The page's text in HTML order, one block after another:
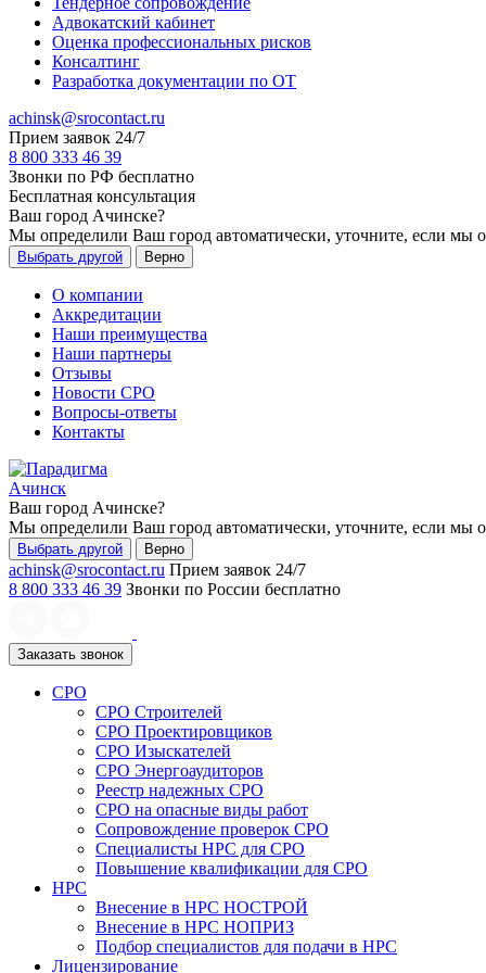
Адвокатский кабинет
Оценка профессиональных рисков
Консалтинг
Разработка документации по ОТ
achinsk@srocontact.ru
Прием заявок 24/7
8 800 333 46 39
Звонки по РФ бесплатно
Бесплатная консультация
Ваш город Ачинске?
Мы определили Ваш город автоматически, уточните, если мы
Выбрать другой Верно
О компании
Аккредитации
Наши преимущества
Наши партнеры
Отзывы
Новости СРО
Вопросы-ответы
Контакты
Ачинск
Ваш город Ачинске?
Мы определили Ваш город автоматически, уточните, если мы
Выбрать другой Верно
achinsk@srocontact.ru Прием заявок 24/7
8 800 333 46 39 Звонки по России бесплатно
Заказать звонок
СРО
СРО Строителей
СРО Проектировщиков
СРО Изыскателей
СРО Энергоаудиторов
Реестр надежных СРО
СРО на опасные виды работ
Сопровождение проверок СРО
Специалисты НРС для СРО
Повышение квалификации для СРО
НРС
Внесение в НРС НОСТРОЙ
Внесение в НРС НОПРИЗ
Подбор специалистов для подачи в НРС
Лицензирование